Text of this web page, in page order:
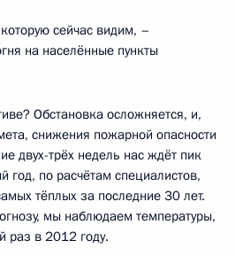
сейчас видим, –
на населённые пункты
Обстановка осложняется, и,
снижения пожарной опасности
двух-трёх недель нас ждёт пик
год, по расчётам специалистов,
тёплых за последние 30 лет.
мы наблюдаем температуры,
раз в 2012 году.